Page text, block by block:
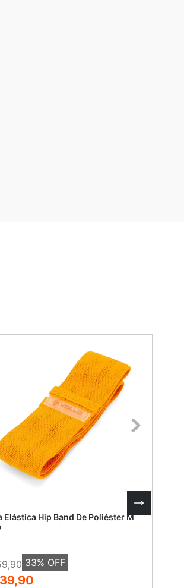
Elástica Hip Band De Poliéster M
33% OFF